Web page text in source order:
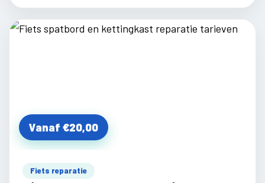
Vanaf €20,00
Fiets reparatie